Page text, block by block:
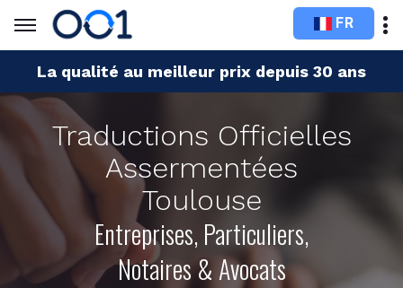
FR
La qualité au meilleur prix depuis 30 ans
Traductions Officielles
Assermentées
Toulouse
Entreprises, Particuliers,
Notaires & Avocats